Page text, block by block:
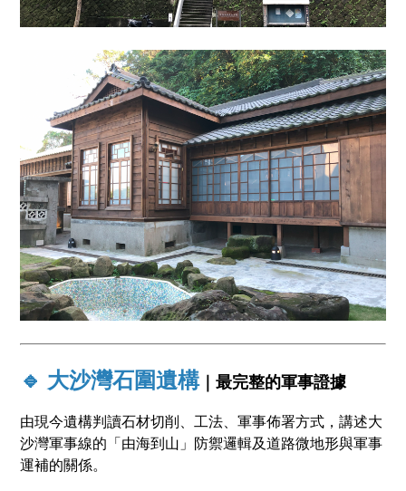
🔹 大沙灣石圍遺構｜最完整的軍事證據
由現今遺構判讀石材切削、工法、軍事佈署方式，講述大
沙灣軍事線的「由海到山」防禦邏輯及道路微地形與軍事
運補的關係。